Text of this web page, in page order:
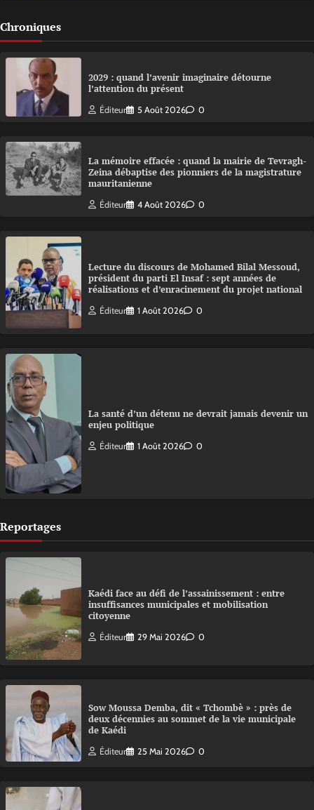
Chroniques
2029 : quand l’avenir imaginaire détourne
l’attention du présent
Éditeur 5 Août 2026 0
La mémoire effacée : quand la mairie de Tevragh-
Zeina débaptise des pionniers de la magistrature
mauritanienne
Éditeur 4 Août 2026 0
Lecture du discours de Mohamed Bilal Messoud,
président du parti El Insaf : sept années de
réalisations et d’enracinement du projet national
Éditeur 1 Août 2026 0
La santé d’un détenu ne devrait jamais devenir un
enjeu politique
Éditeur 1 Août 2026 0
Reportages
Kaédi face au défi de l’assainissement : entre
insuffisances municipales et mobilisation
citoyenne
Éditeur 29 Mai 2026 0
Sow Moussa Demba, dit « Tchombè » : près de
deux décennies au sommet de la vie municipale
de Kaédi
Éditeur 25 Mai 2026 0